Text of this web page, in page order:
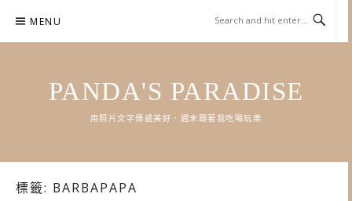
content
MENU
PANDA'S PARADISE
用照片文字傳遞美好．週末跟著我吃喝玩樂
標籤: BARBAPAPA